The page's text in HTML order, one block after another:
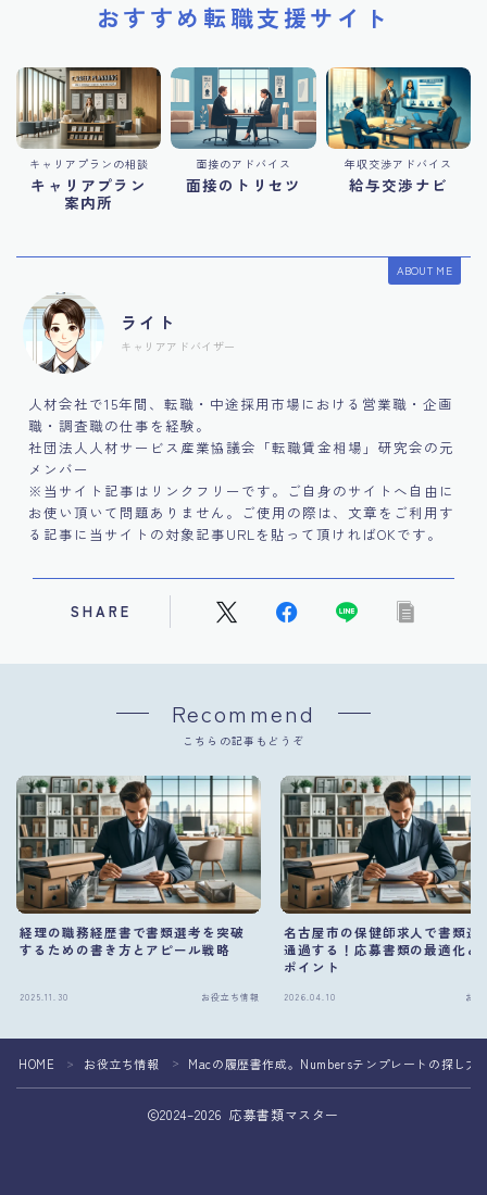
おすすめ転職支援サイト
キャリアプランの相談
キャリアプラン
案内所
面接のアドバイス
面接のトリセツ
年収交渉アドバイス
給与交渉ナビ
ABOUT ME
ライト
キャリアアドバイザー
人材会社で15年間、転職・中途採用市場における営業職・企画
職・調査職の仕事を経験。
社団法人人材サービス産業協議会「転職賃金相場」研究会の元
メンバー
※当サイト記事はリンクフリーです。ご自身のサイトへ自由に
お使い頂いて問題ありません。ご使用の際は、文章をご利用す
る記事に当サイトの対象記事URLを貼って頂ければOKです。
SHARE
Recommend
こちらの記事もどうぞ
経理の職務経歴書で書類選考を突破
するための書き方とアピール戦略
2025.11.30 お役立ち情報
名古屋市の保健師求人で書類選
通過する！応募書類の最適化と
ポイント
2026.04.10 お
HOME ＞ お役立ち情報 ＞ Macの履歴書作成。Numbersテンプレートの探し方
2024–2026 応募書類マスター